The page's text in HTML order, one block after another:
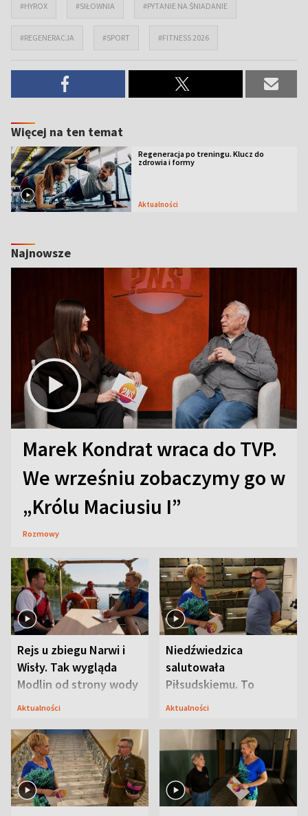
#HYROX #SIŁOWNIA #PYTANIE NA ŚNIADANIE
#REGENERACJA #SPORT #FITNESS 2026
Więcej na ten temat
Regeneracja po treningu. Klucz do
zdrowia i formy
Aktualności
Najnowsze
Marek Kondrat wraca do TVP.
We wrześniu zobaczymy go w
„Królu Maciusiu I”
Rozmowy
Rejs u zbiegu Narwi i
Wisły. Tak wygląda
Modlin od strony wody
Aktualności
Niedźwiedzica
salutowała
Piłsudskiemu. To
niejedyna tajemnica
Aktualności